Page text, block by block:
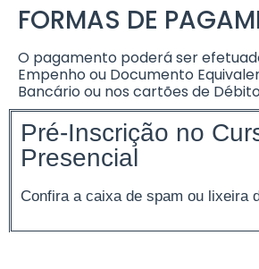
FORMAS DE
O pagamento poderá ser
Empenho ou Documento
Bancário ou nos cartões de
Pré-Inscrição no
Presencial
Confira a caixa de spam ou lixeira